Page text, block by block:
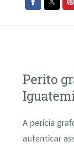
Perito
A perícia
autenticar